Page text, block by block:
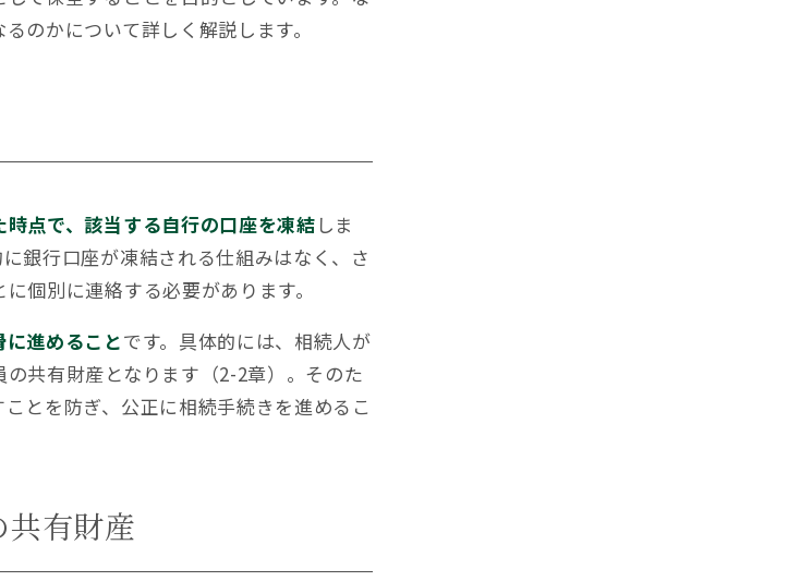
のかについて詳しく解説します。
点で、該当する自行の口座を凍結 しま
銀行口座が凍結される仕組みはなく、さ
個別に連絡する必要があります。
進めることです。具体的には、相続人が
共有財産となります（2-2章）。そのた
とを防ぎ、公正に相続手続きを進めるこ
有財産